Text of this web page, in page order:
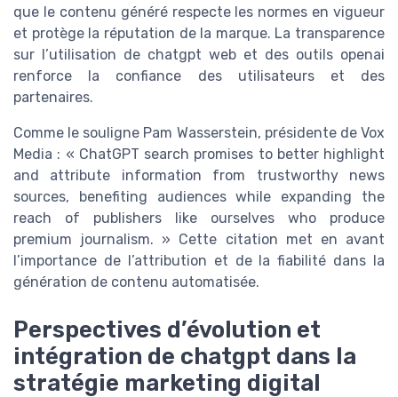
que le contenu généré respecte les normes en vigueur
et protège la réputation de la marque. La transparence
sur l’utilisation de chatgpt web et des outils openai
renforce la confiance des utilisateurs et des
partenaires.
Comme le souligne Pam Wasserstein, présidente de Vox
Media : « ChatGPT search promises to better highlight
and attribute information from trustworthy news
sources, benefiting audiences while expanding the
reach of publishers like ourselves who produce
premium journalism. » Cette citation met en avant
l’importance de l’attribution et de la fiabilité dans la
génération de contenu automatisée.
Perspectives d’évolution et
intégration de chatgpt dans la
stratégie marketing digital